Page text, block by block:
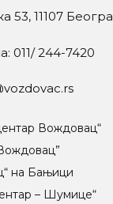
53, 11107
011/ 244-7420
Вождовац“
на Бањици
– Шумице“